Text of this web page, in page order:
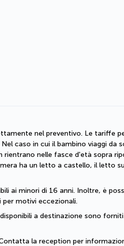
nel preventivo. Le tariffe
caso in cui il bambino viaggi da
rientrano nelle fasce d'età sopra
ha un letto a castello, il letto
ai minori di 16 anni. Inoltre, è
motivi eccezionali.
a destinazione sono
la reception per